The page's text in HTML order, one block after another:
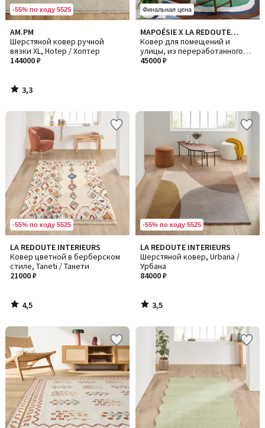
-55% по коду 5525
AM.PM
Шерстяной ковер ручной
вязки XL, Hotep / Хоптер
144000 ₽
3,3
/ 5
3,3
/
Финальная цена
MAPOÉSIE X LA REDOUTE
INTÉRIEURS
Ковер для помещений и
улицы, из переработанного
полиэстера
45000 ₽
-55% по коду 5525
LA REDOUTE INTERIEURS
Ковер цветной в берберском
стиле, Taneti / Танети
21000 ₽
4,5
/ 5
4,5
/
-55% по коду 5525
LA REDOUTE INTERIEURS
Шерстяной ковер, Urbana /
Урбана
84000 ₽
3,5
/ 5
3,5
/